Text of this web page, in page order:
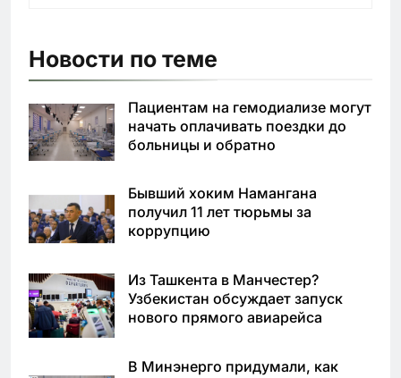
Новости по теме
Пациентам на гемодиализе могут
начать оплачивать поездки до
больницы и обратно
Бывший хоким Намангана
получил 11 лет тюрьмы за
коррупцию
Из Ташкента в Манчестер?
Узбекистан обсуждает запуск
нового прямого авиарейса
В Минэнерго придумали, как